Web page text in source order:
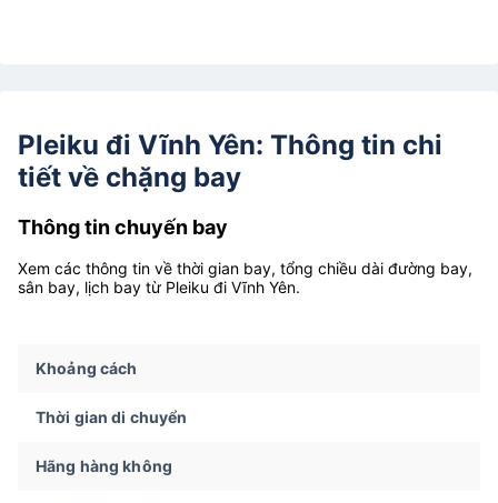
Pleiku đi Vĩnh Yên: Thông tin chi
tiết về chặng bay
Thông tin chuyến bay
Xem các thông tin về thời gian bay, tổng chiều dài đường bay,
sân bay, lịch bay từ Pleiku đi Vĩnh Yên.
Khoảng cách
Thời gian di chuyển
Hãng hàng không